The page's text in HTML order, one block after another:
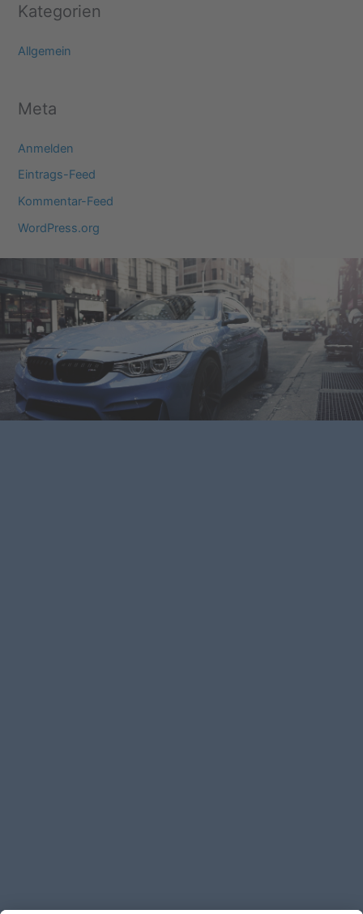
Kategorien
Allgemein
Meta
Anmelden
Eintrags-Feed
Kommentar-Feed
WordPress.org